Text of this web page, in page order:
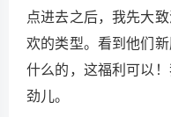
点进去之后，我先大
欢的类型。看到他们
什么的，这福利可以
劲儿。